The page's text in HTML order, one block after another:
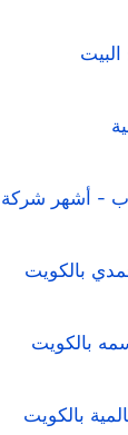
- أشهر شركة
بالكويت
بالكويت
بالكويت